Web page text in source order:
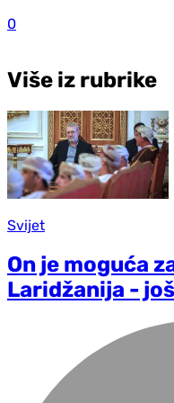
0
Više iz rubrike
Svijet
On je moguća
Laridžanija -